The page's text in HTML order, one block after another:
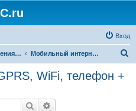
Вход
Проблемы, решения, советы Мобильный интернет, GPRS, WiFi, телефон + КПК
WiFi, телефон +
Поиск